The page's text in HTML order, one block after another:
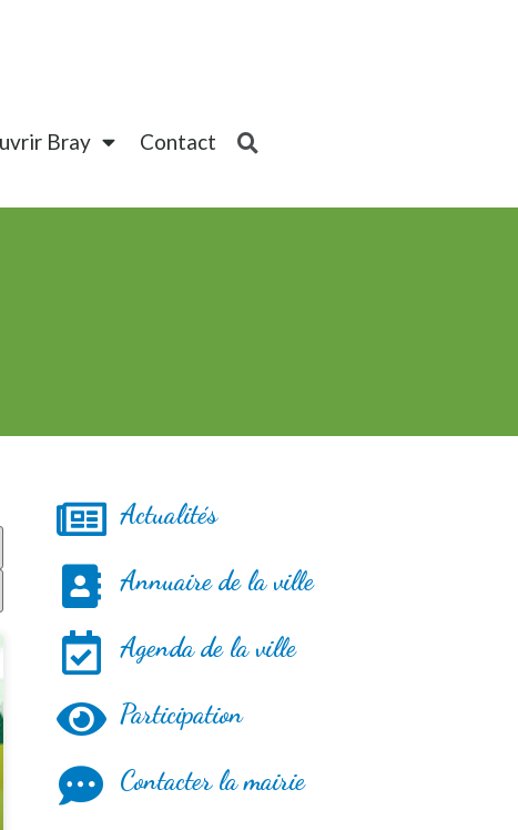
Bray Contact
Actualités
Annuaire de la ville
Agenda de la ville
Participation
Contacter la mairie